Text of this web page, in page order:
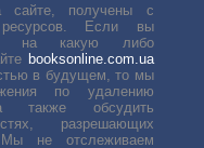
сайте, получены с
ресурсов. Если вы
на какую либо
booksonline.com.ua
в будущем, то мы
по удалению
также обсудить
разрешающих
Мы не отслеживаем